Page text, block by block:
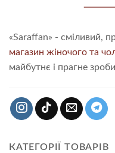
«Saraffan» - сміливий,
магазин жіночого та
майбутнє і прагне
КАТЕГОРІЇ ТОВАРІВ